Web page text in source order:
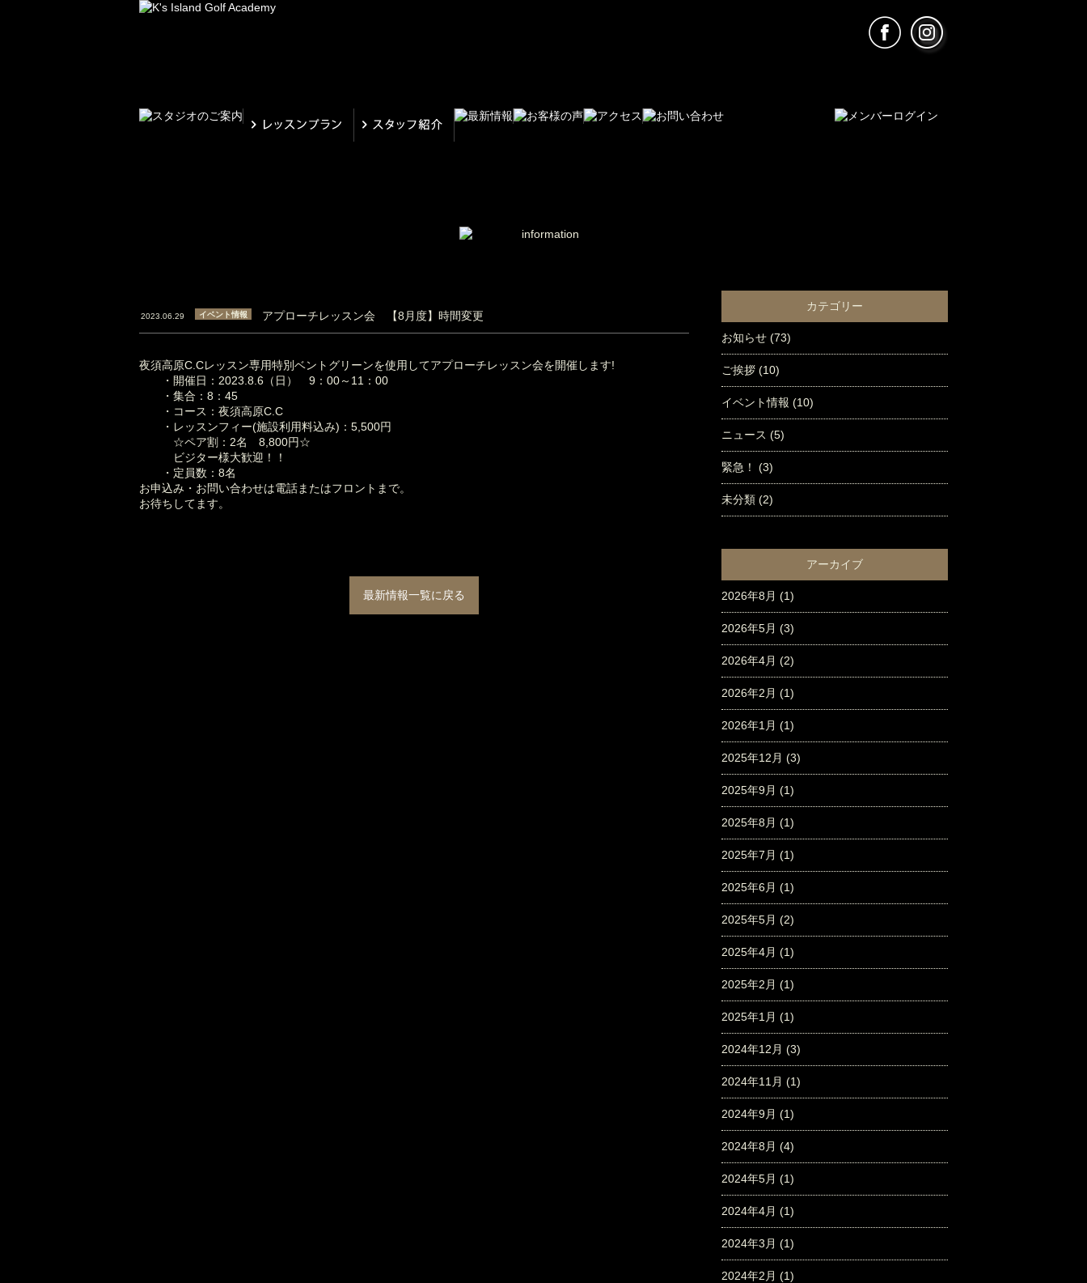
2023.06.29 イベント情報 アプローチレッスン会 【8月度】時間変更
夜須高原C.Cレッスン専用特別ベントグリーンを使用してアプローチレッスン会を開催します!
・開催日：2023.8.6（日） 9：00～11：00
・集合：8：45
・コース：夜須高原C.C
・レッスンフィー(施設利用料込み)：5,500円
☆ペア割：2名 8,800円☆
ビジター様大歓迎！！
・定員数：8名
お申込み・お問い合わせは電話またはフロントまで。
お待ちしてます。
最新情報一覧に戻る
カテゴリー
お知らせ (73)
ご挨拶 (10)
イベント情報 (10)
ニュース (5)
緊急！ (3)
未分類 (2)
アーカイブ
2026年8月 (1)
2026年5月 (3)
2026年4月 (2)
2026年2月 (1)
2026年1月 (1)
2025年12月 (3)
2025年9月 (1)
2025年8月 (1)
2025年7月 (1)
2025年6月 (1)
2025年5月 (2)
2025年4月 (1)
2025年2月 (1)
2025年1月 (1)
2024年12月 (3)
2024年11月 (1)
2024年9月 (1)
2024年8月 (4)
2024年5月 (1)
2024年4月 (1)
2024年3月 (1)
2024年2月 (1)